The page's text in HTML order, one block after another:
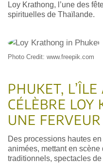
Loy Krathong, l’une des
spirituelles de Thaïlande.
Photo Credit: www.freepik.com
PHUKET,
CÉLÈBRE LOY
UNE
Des processions hautes
animées, mettant en
traditionnels, spectacles